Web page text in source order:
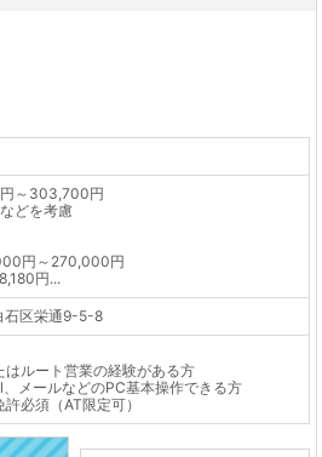
～303,700円
どを考慮
円～270,000円
円...
石区栄通9-5-8
ルート営業の経験がある方
メールなどのPC基本操作できる方
必須（AT限定可）